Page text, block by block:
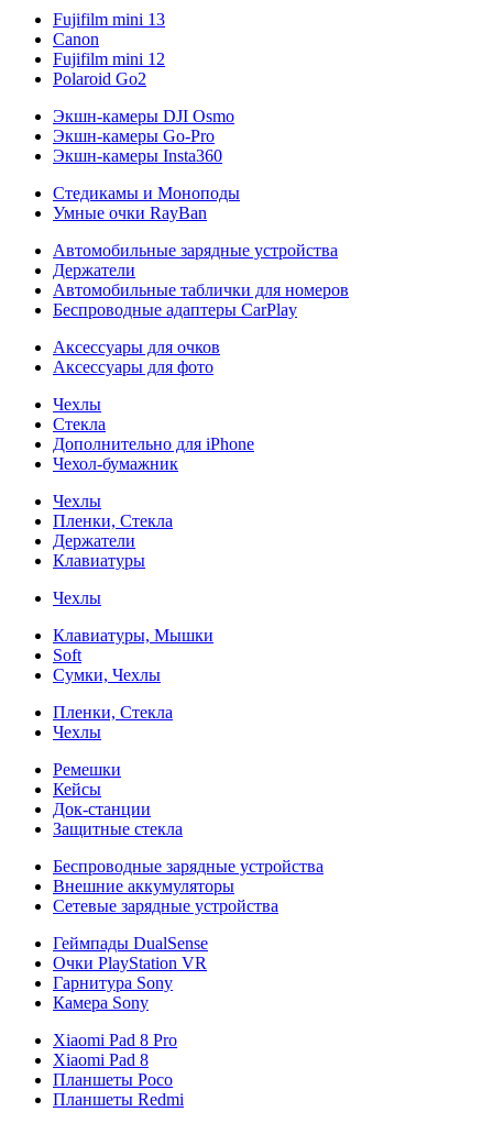
Fujifilm mini 13
Canon
Fujifilm mini 12
Polaroid Go2
Экшн-камеры DJI Osmo
Экшн-камеры Go-Pro
Экшн-камеры Insta360
Стедикамы и Моноподы
Умные очки RayBan
Автомобильные зарядные устройства
Держатели
Автомобильные таблички для номеров
Беспроводные адаптеры CarPlay
Аксессуары для очков
Аксессуары для фото
Чехлы
Стекла
Дополнительно для iPhone
Чехол-бумажник
Чехлы
Пленки, Стекла
Держатели
Клавиатуры
Чехлы
Клавиатуры, Мышки
Soft
Сумки, Чехлы
Пленки, Стекла
Чехлы
Ремешки
Кейсы
Док-станции
Защитные стекла
Беспроводные зарядные устройства
Внешние аккумуляторы
Сетевые зарядные устройства
Геймпады DualSense
Очки PlayStation VR
Гарнитура Sony
Камера Sony
Xiaomi Pad 8 Pro
Xiaomi Pad 8
Планшеты Poco
Планшеты Redmi